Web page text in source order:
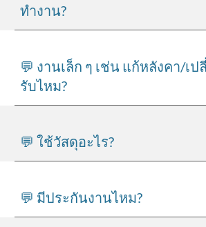
ทำงาน?
💬 งานเล็ก ๆ เช่น แก้หลังคา/เ
รับไหม?
💬 ใช้วัสดุอะไร?
💬 มีประกันงานไหม?